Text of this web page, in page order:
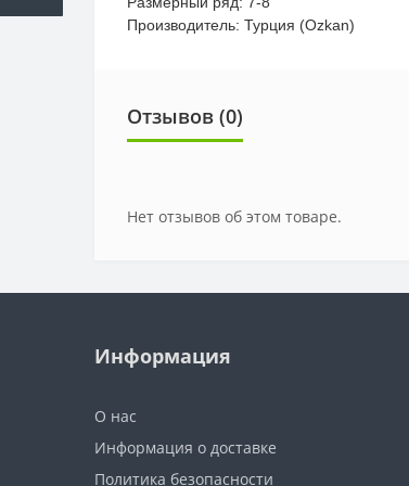
Производитель: Турция (Ozkan)
Отзывов (0)
Нет отзывов об этом товаре.
Информация
О нас
Информация о доставке
Политика безопасности